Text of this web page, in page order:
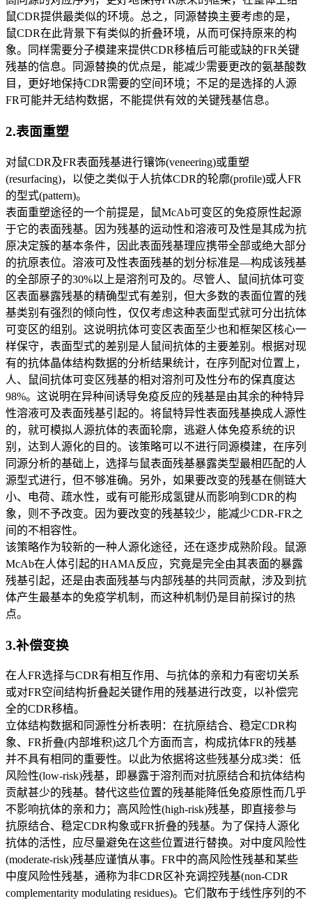
鼠CDR提供最类似的环境。总之，同源替换主要考虑的是，
鼠CDR在此背景下有类似的折叠环境，从而可保持原来的构
象。同样需要分子模建来提供CDR移植后可能或缺的FR关键
残基的信息。同源替换的优点是，能减少需要更改的氨基酸数
目，更好地保持CDR需要的空间环境；不足的是选择的人源
FR可能并无结构数据，不能提供有效的关键残基信息。
2.表面重塑
对鼠CDR及FR表面残基进行镶饰(veneering)或重塑
(resurfacing)，以使之类似于人抗体CDR的轮廓(profile)或人FR
的型式(pattern)。
表面重塑途径的一个前提是，鼠McAb可变区的免疫原性起源
于它的表面残基。因为残基的运动性和溶液可及性是其成为抗
原决定簇的基本条件，因此表面残基理应携带全部或绝大部分
的抗原表位。溶液可及性表面残基的划分标准是—构成该残基
的全部原子的30%以上是溶剂可及的。尽管人、鼠间抗体可变
区表面暴露残基的精确型式有差别，但大多数的表面位置的残
基类别有强烈的倾向性，仅仅考虑这种表面型式就可分出抗体
可变区的组别。这说明抗体可变区表面至少也和框架区核心一
样保守，表面型式的差别是人鼠间抗体的主要差别。根据对现
有的抗体晶体结构数据的分析结果统计，在序列配对位置上，
人、鼠间抗体可变区残基的相对溶剂可及性分布的保真度达
98%。这说明在异种间诱导免疫反应的残基是由其余的种特异
性溶液可及表面残基引起的。将鼠特异性表面残基换成人源性
的，就可模拟人源抗体的表面轮廓，逃避人体免疫系统的识
别，达到人源化的目的。该策略可以不进行同源模建，在序列
同源分析的基础上，选择与鼠表面残基暴露类型最相匹配的人
源型式进行，但不够准确。另外，如果要改变的残基在侧链大
小、电荷、疏水性，或有可能形成氢键从而影响到CDR的构
象，则不予改变。因为要改变的残基较少，能减少CDR-FR之
间的不相容性。
该策略作为较新的一种人源化途径，还在逐步成熟阶段。鼠源
McAb在人体引起的HAMA反应，究竟是完全由其表面的暴露
残基引起，还是由表面残基与内部残基的共同贡献，涉及到抗
体产生最基本的免疫学机制，而这种机制仍是目前探讨的热
点。
3.补偿变换
在人FR选择与CDR有相互作用、与抗体的亲和力有密切关系
或对FR空间结构折叠起关键作用的残基进行改变，以补偿完
全的CDR移植。
立体结构数据和同源性分析表明：在抗原结合、稳定CDR构
象、FR折叠(内部堆积)这几个方面而言，构成抗体FR的残基
并不具有相同的重要性。以此为依据将这些残基分成3类：低
风险性(low-risk)残基，即暴露于溶剂而对抗原结合和抗体结构
贡献甚少的残基。替代这些位置的残基能降低免疫原性而几乎
不影响抗体的亲和力；高风险性(high-risk)残基，即直接参与
抗原结合、稳定CDR构象或FR折叠的残基。为了保持人源化
抗体的活性，应尽量避免在这些位置进行替换。对中度风险性
(moderate-risk)残基应谨慎从事。FR中的高风险性残基和某些
中度风险性残基，通称为非CDR区补充调控残基(non-CDR
complementarity modulating residues)。它们散布于线性序列的不